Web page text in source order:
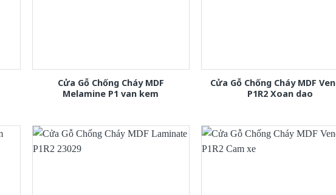
Cửa Gỗ Chống Cháy MDF
Melamine P1 van kem
Cửa Gỗ Chống Cháy MDF
P1R2 Xoan dao